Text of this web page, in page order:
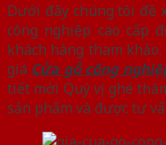
Dưới đây chúng tôi đề
công nghiệp cao cấp
khách hàng tham
giá Cửa gỗ công
tiết mời Quý vị ghé
sản phẩm và được tư